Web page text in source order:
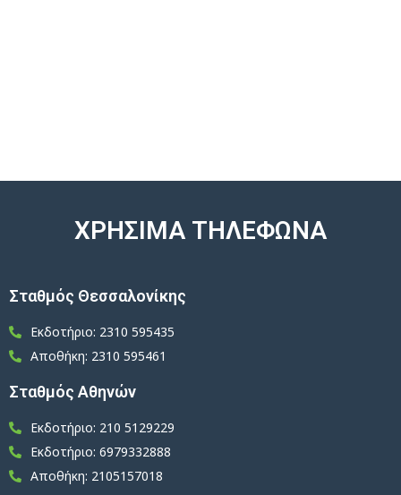
ΧΡΗΣΙΜΑ ΤΗΛΕΦΩΝΑ
Σταθμός Θεσσαλονίκης
Εκδοτήριο: 2310 595435
Αποθήκη: 2310 595461
Σταθμός Αθηνών
Εκδοτήριο: 210 5129229
Εκδοτήριο: 6979332888
Αποθήκη: 2105157018